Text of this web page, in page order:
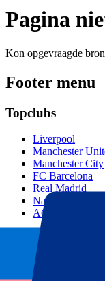
Pagina
Kon opgevraagde
Footer menu
Topclubs
Liverpool
Manchester
Manchester City
FC Barcelona
Real Madrid
Napoli
AC Milan
Populaire events
GP Spanje